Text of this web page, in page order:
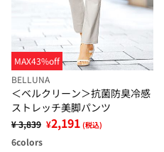
MAX43%off
BELLUNA
＜ベルクリーン＞抗菌防臭冷感
ストレッチ美脚パンツ
¥ 3,839 ¥2,191 (税込)
6colors